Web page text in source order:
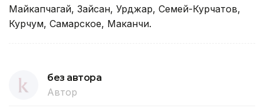
Майкапчагай, Зайсан, Урджар, Семей-Курчатов,
Курчум, Самарское, Маканчи.
без автора
Автор